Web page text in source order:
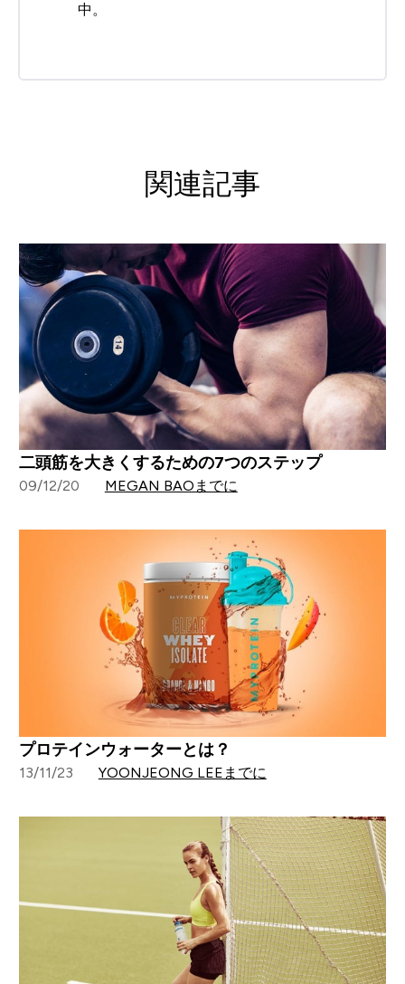
中。
関連記事
二頭筋を大きくするための7つのステップ
09/12/20 MEGAN BAOまでに
プロテインウォーターとは？
13/11/23 YOONJEONG LEEまでに